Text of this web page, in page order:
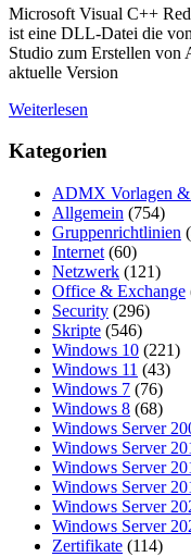
Microsoft Visual C++
ist eine DLL-Datei die
Studio zum Erstellen von
aktuelle Version
Weiterlesen
Kategorien
ADMX Vorlagen &
Allgemein (754)
Gruppenrichtlinien
Internet (60)
Netzwerk (121)
Office & Exchange
Security (296)
Skripte (546)
Windows 10 (221)
Windows 11 (43)
Windows 7 (76)
Windows 8 (68)
Windows Server
Windows Server
Windows Server
Windows Server
Windows Server
Windows Server
Zertifikate (114)